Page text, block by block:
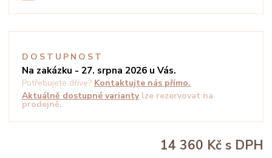
DOSTUPNOST
Na zakázku - 27. srpna 2026 u Vás.
Potřebujete dříve? Kontaktujte nás přímo.
Aktuálně dostupné varianty lze rezervovat na
prodejně.
14 360 Kč s DPH